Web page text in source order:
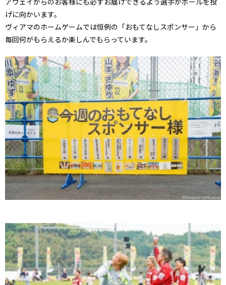
げに向かいます。
ヴィアマのホームゲームでは恒例の「おもてなしスポンサー」から
毎回何がもらえるか楽しんでもらっています。